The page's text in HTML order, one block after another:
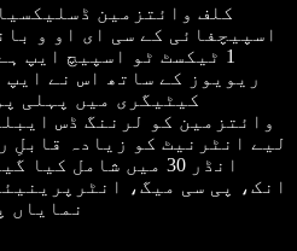
کلف وائتزمین
اسپیچفائی کے سی ای او و
ریویوز کے ساتھ اس نے
وائتزمین کو لرننگ ڈس
انڈر 30 میں شامل
انک، پی سی میگ،
نمایاں